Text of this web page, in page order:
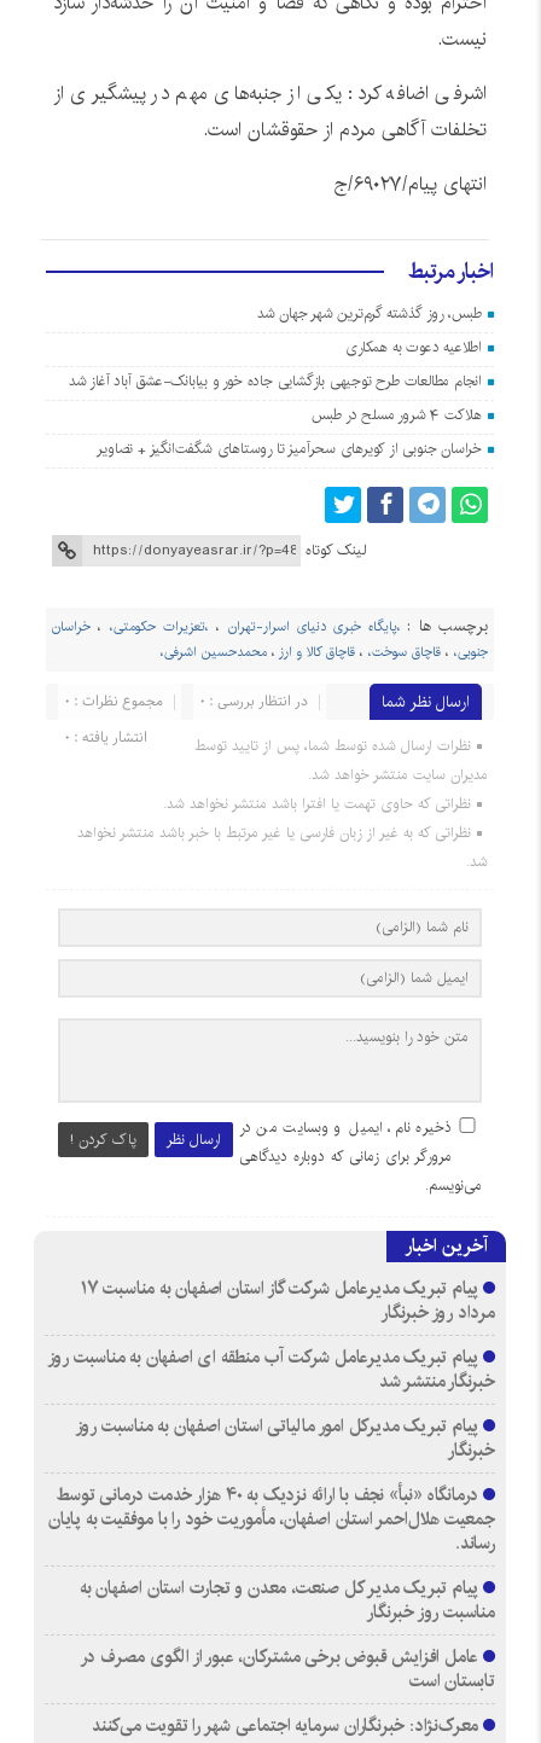
نیست.
اشرفی اضافه کرد: یکی از جنبه‌های مهم در پیشگیری از
تخلفات آگاهی مردم از حقوقشان است.
انتهای پیام/۶۹۰۲۷/ج
اخبار مرتبط
طبس، روز گذشته گرم‌ترین شهر جهان شد
اطلاعیه دعوت به همکاری
انجام مطالعات طرح توجیهی بازگشایی جاده خور و بیابانک-عشق آباد آغاز شد
هلاکت ۴ شرور مسلح در طبس
خراسان جنوبی از کویرهای سحرآمیز تا روستاهای شگفت‌انگیز + تصاویر
لینک کوتاه
برچسب ها : ،پایگاه خبری دنیای اسرار-تهران ، ،تعزیرات حکومتی، ، خراسان
جنوبی، ،قاچاق سوخت، ،قاچاق کالا و ارز ،محمدحسین اشرفی،
ارسال نظر شما مجموع نظرات : 0
در انتظار بررسی : 0
انتشار یافته : 0
نظرات ارسال شده توسط شما، پس از تایید توسط
مدیران سایت منتشر خواهد شد.
نظراتی که حاوی تهمت یا افترا باشد منتشر نخواهد شد.
نظراتی که به غیر از زبان فارسی یا غیر مرتبط با خبر باشد منتشر نخواهد
شد.
ارسال نظر پاک کردن !
ذخیره نام، ایمیل و وبسایت من در
مرورگر برای زمانی که دوباره دیدگاهی
می‌نویسم.
آخرین اخبار
پیام تبریک مدیرعامل شرکت گاز استان اصفهان به مناسبت ۱۷
مرداد روز خبرنگار
پیام تبریک مدیرعامل شرکت آب منطقه ای اصفهان به مناسبت روز
خبرنگار منتشر شد
پیام تبریک مدیرکل امور مالیاتی استان اصفهان به مناسبت روز
خبرنگار
درمانگاه «نبأ» نجف با ارائه نزدیک به ۴۰ هزار خدمت درمانی توسط
جمعیت هلال‌احمر استان اصفهان، مأموریت خود را با موفقیت به پایان
رساند.
پیام تبریک مدیر کل صنعت، معدن و تجارت استان اصفهان به
مناسبت روز خبرنگار
عامل افزایش قبوض برخی مشترکان، عبور از الگوی مصرف در
تابستان است
معرک‌نژاد: خبرنگاران سرمایه اجتماعی شهر را تقویت می‌کنند